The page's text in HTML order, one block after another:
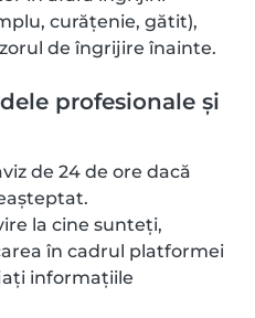
curățenie, gătit),
de îngrijire înainte.
profesionale și
de 24 de ore dacă
la cine sunteți,
în cadrul platformei
informațiile